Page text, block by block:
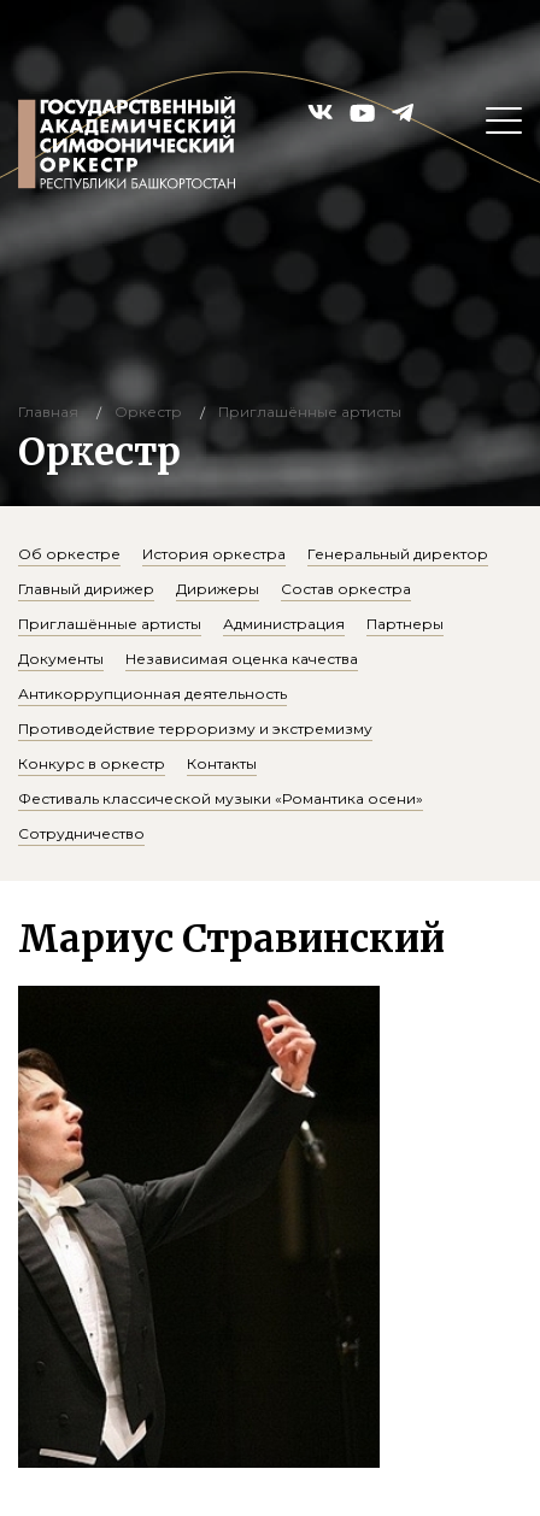
Главная Оркестр Приглашённые артисты
Оркестр
Об оркестре История оркестра
Генеральный директор
Главный дирижер
Дирижеры
Состав оркестра
Приглашённые артисты
Администрация
Партнеры
Документы
Независимая оценка качества
Антикоррупционная деятельность
Противодействие терроризму и экстремизму
Конкурс в оркестр
Контакты
Фестиваль классической музыки «Романтика осени»
Сотрудничество
Мариус Стравинский